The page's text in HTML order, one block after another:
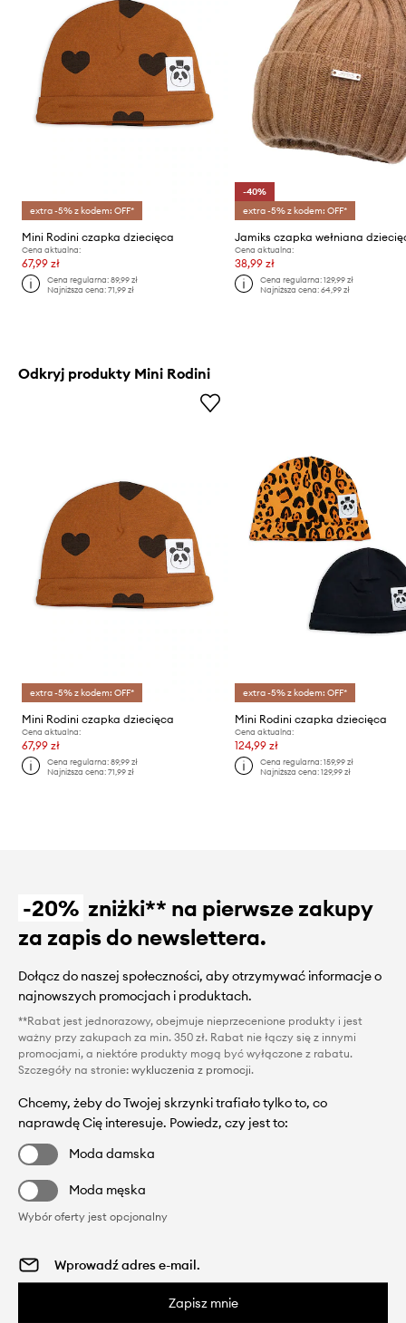
extra -5% z kodem: OFF*
Mini Rodini czapka dziecięca
Cena aktualna:
67,99 zł
Cena regularna:89,99 zł
Najniższa cena:71,99 zł
-40%
extra -5% z kodem: OFF*
Cena aktualna:
38,99 zł
Cena regularna: 129,99 zł
Najniższa cena: 64,99 zł
Odkryj produkty Mini Rodini
extra -5% z kodem: OFF*
Mini Rodini czapka dziecięca
Cena aktualna:
67,99 zł
Cena regularna:89,99 zł
Najniższa cena:71,99 zł
extra -5% z kodem: OFF*
Mini Rodini czapka dziecięca
Cena aktualna:
124,99 zł
Cena regularna: 159,99 zł
Najniższa cena: 129,99 zł
-20% zniżki** na pierwsze zakupy
za zapis do newslettera.
Dołącz do naszej społeczności, aby otrzymywać informacje o
najnowszych promocjach i produktach.
**Rabat jest jednorazowy, obejmuje nieprzecenione produkty i jest
ważny przy zakupach za min. 350 zł. Rabat nie łączy się z innymi
promocjami, a niektóre produkty mogą być wyłączone z rabatu.
Szczegóły na stronie: wykluczenia z promocji.
Chcemy, żeby do Twojej skrzynki trafiało tylko to, co
naprawdę Cię interesuje. Powiedz, czy jest to:
Moda damska
Moda męska
Wybór oferty jest opcjonalny
Zapisz mnie